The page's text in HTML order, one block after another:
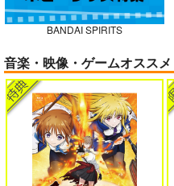
BLUE nankaAkanjin
oOMNIBUS
ハイパーソニックソウ
3,025円（税込）
ボクの理想の異世界生活 転生したら
ケモ耳娘だらけの世界でハーレムに
3
BANDAI SPIRITS
音楽・映像・ゲームオススメ